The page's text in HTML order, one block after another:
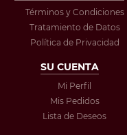
Términos y Condiciones
Tratamiento de Datos
Política de Privacidad
SU CUENTA
Mi Perfil
Mis Pedidos
Lista de Deseos